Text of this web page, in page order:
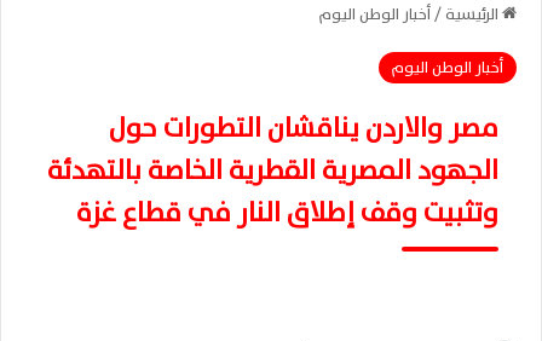
الرئيسية/أخبار الوطن اليوم
أخبار الوطن اليوم
مصر والاردن يناقشان التطورات حول
الجهود المصرية القطرية الخاصة بالتهدئة
وتثبيت وقف إطلاق النار في قطاع غزة